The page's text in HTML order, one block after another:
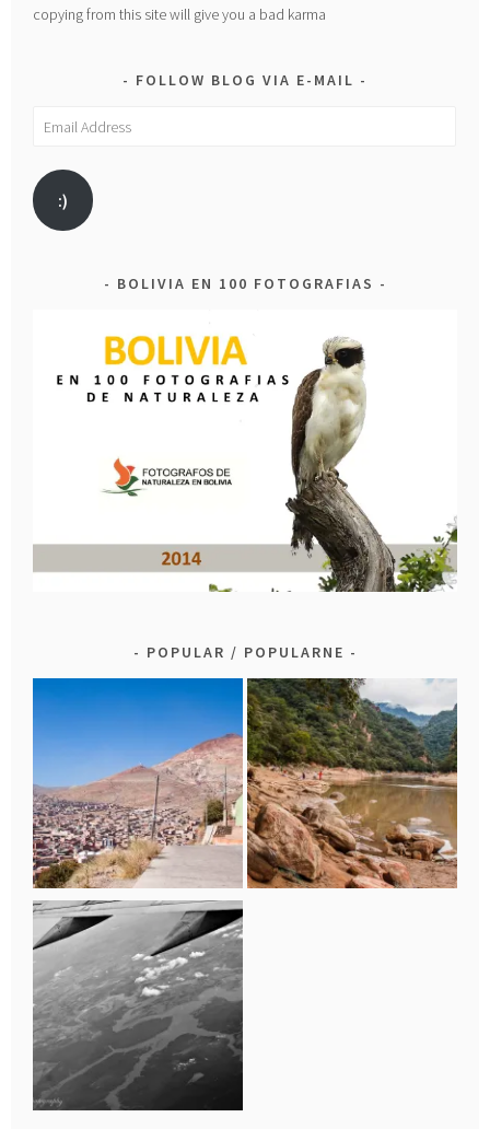
copying from this site will give you a bad karma
FOLLOW BLOG VIA E-MAIL
Email
:)
BOLIVIA EN 100 FOTOGRAFIAS
POPULAR / POPULARNE